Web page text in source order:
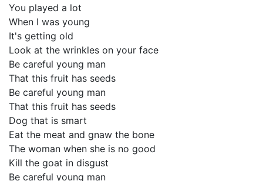
You played a lot
When I was young
It's getting old
Look at the wrinkles on your face
Be careful young man
That this fruit has seeds
Be careful young man
That this fruit has seeds
Dog that is smart
Eat the meat and gnaw the bone
The woman when she is no good
Kill the goat in disgust
Be careful young man